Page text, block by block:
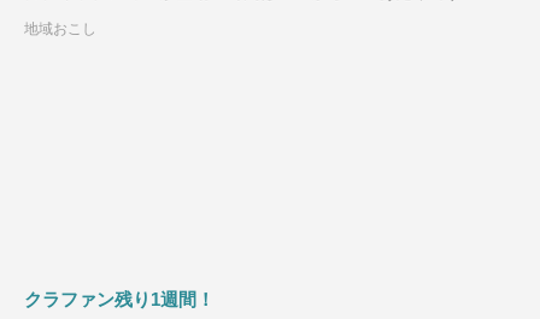
地域おこし
クラファン残り1週間！